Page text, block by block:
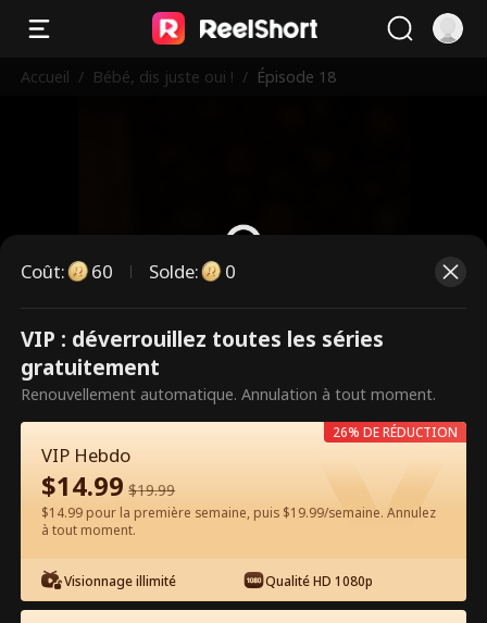
Accueil / Bébé, dis juste oui ! / Épisode 18
Ce sont des épisodes payants.
Débloquez pour regarder.
Regarder gratuitement sur l'App
Coût: 60 Solde: 0
VIP : déverrouillez toutes les séries
gratuitement
Renouvellement automatique. Annulation à tout moment.
VIP Hebdo
$14.99 $19.99
$14.99 pour la première semaine, puis $19.99/semaine. Annulez
à tout moment.
Visionnage illimité Qualité HD 1080p
26% DE RÉDUCTION